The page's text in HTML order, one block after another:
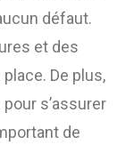
défaut.
et des
De plus,
s’assurer
de